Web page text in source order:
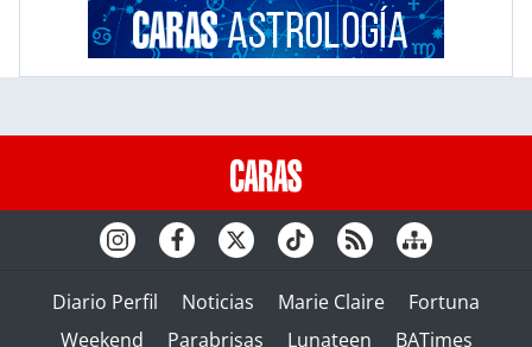
Diario Perfil Noticias Marie Claire
Fortuna
Weekend
Parabrisas Lunateen BATimes